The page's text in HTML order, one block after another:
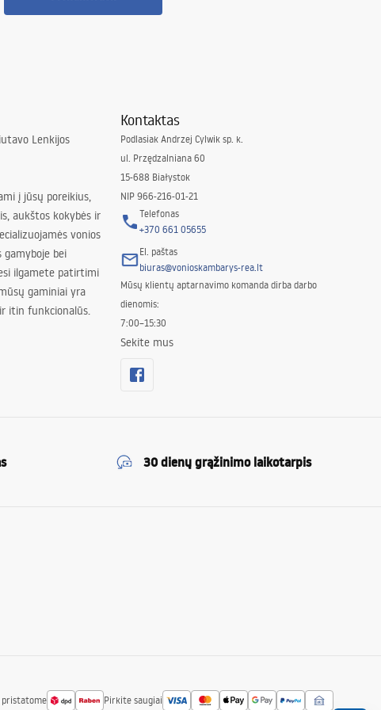
Lenkijos
į jūsų poreikius,
aukštos kokybės ir
vonios
bei
ilgamete patirtimi
gaminiai yra
itin funkcionalūs.
Kontaktas
Podlasiak Andrzej Cylwik sp. k.
ul. Przędzalniana 60
15-688 Białystok
NIP 966-216-01-21
Telefonas
+370 661 05655
El. paštas
biuras@vonioskambarys-rea.lt
Mūsų klientų aptarnavimo komanda dirba darbo
dienomis:
7:00–15:30
Sekite mus
30 dienų grąžinimo laikotarpis
pristatome Pirkite saugiai